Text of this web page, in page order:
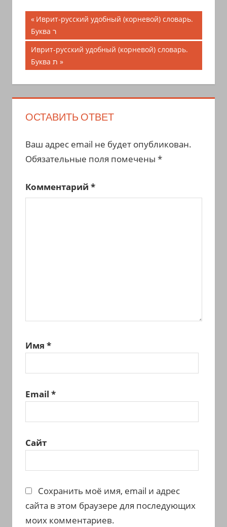
Навигация
по
записям
Предыдущая
запись;
Иврит-русский удобный (корневой) словарь.
Буква ר
Следующая
запись:
Иврит-русский удобный (корневой) словарь.
Буква ת
ОСТАВИТЬ ОТВЕТ
Ваш адрес email не будет опубликован.
Обязательные поля помечены *
Комментарий *
Имя *
Email *
Сайт
Сохранить моё имя, email и адрес
сайта в этом браузере для последующих
моих комментариев.